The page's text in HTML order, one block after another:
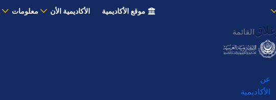
موقع الأكاديمية الأكاديمية الأن معلومات
إغلاق القائمة
عن
الأكاديمية